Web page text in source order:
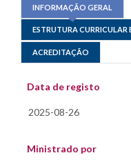
INFORMAÇÃO GERAL
ESTRUTURA CURRICULAR
ACREDITAÇÃO
Data de registo
Ministrado por